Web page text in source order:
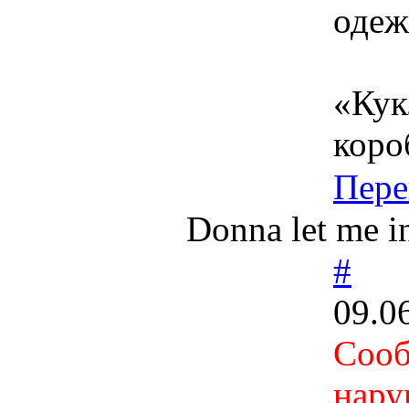
Donna let me
#